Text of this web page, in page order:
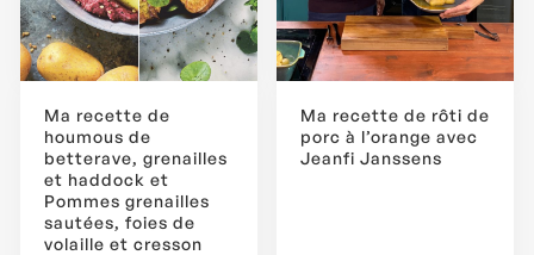
Ma recette de
houmous de
betterave, grenailles
et haddock et
Pommes grenailles
sautées, foies de
volaille et cresson
Ma recette de rôti de
porc à l’orange avec
Jeanfi Janssens